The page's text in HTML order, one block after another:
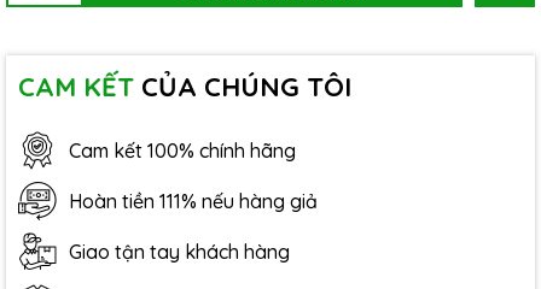
CAM KẾT CỦA CHÚNG TÔI
Cam kết 100% chính hãng
Hoàn tiền 111% nếu hàng giả
Giao tận tay khách hàng